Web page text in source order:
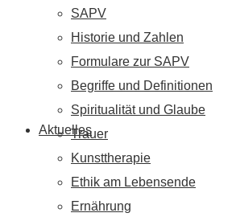
Aktuelles
SAPV
Historie und Zahlen
Formulare zur SAPV
Begriffe und Definitionen
Spiritualität und Glaube
Trauer
Kunsttherapie
Ethik am Lebensende
Ernährung